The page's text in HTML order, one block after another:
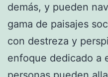
demás, y pueden
gama de paisajes
con destreza y
enfoque dedicado a